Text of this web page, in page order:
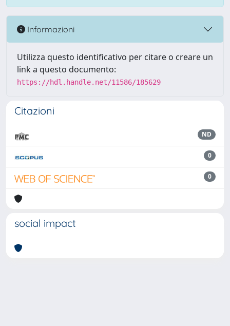
Informazioni
Utilizza questo identificativo per citare o creare un
link a questo documento:
https://hdl.handle.net/11586/185629
Citazioni
ND
0
0
social impact